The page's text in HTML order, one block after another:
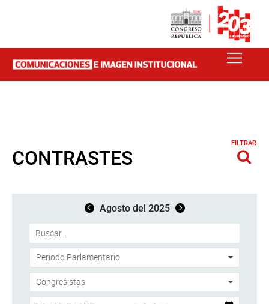
CONTRASTES
FILTRAR
Agosto del 2025